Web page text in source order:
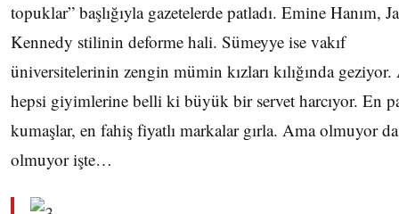
topuklar” başlığıyla gazetelerde patladı. Emine Hanım,
Kennedy stilinin deforme hali. Sümeyye ise vakıf
üniversitelerinin zengin mümin kızları kılığında geziyor.
hepsi giyimlerine belli ki büyük bir servet harcıyor. En
kumaşlar, en fahiş fiyatlı markalar gırla. Ama olmuyor da
olmuyor işte…